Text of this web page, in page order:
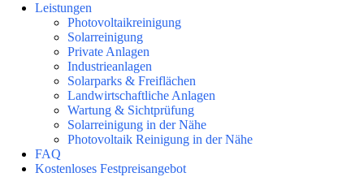
Leistungen
Photovoltaikreinigung
Solarreinigung
Private Anlagen
Industrieanlagen
Solarparks & Freiflächen
Landwirtschaftliche Anlagen
Wartung & Sichtprüfung
Solarreinigung in der Nähe
Photovoltaik Reinigung in der Nähe
FAQ
Kostenloses Festpreisangebot